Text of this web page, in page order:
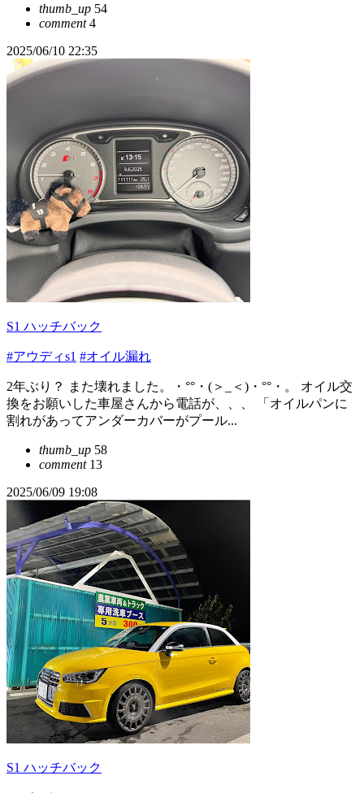
thumb_up 54
comment4
2025/06/10 22:35
S1 ハッチバック
#アウディs1 #オイル漏れ
2年ぶり？ また壊れました。・°°・(＞_＜)・°°・。 オイル交
換をお願いした車屋さんから電話が、、、 「オイルパンに
割れがあってアンダーカバーがプール...
thumb_up 58
comment13
2025/06/09 19:08
S1 ハッチバック